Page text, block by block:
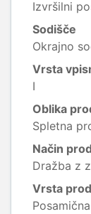
Izvršilni
Sodišče
Okrajno
Vrsta
I
Oblika
Spletna
Način
Dražba z
Vrsta